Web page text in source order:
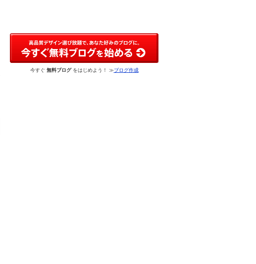
今すぐ 無料ブログをはじめよう！ ≫ブログ作成